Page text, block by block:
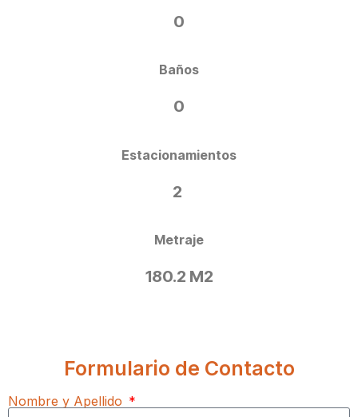
0
Baños
0
Estacionamientos
2
Metraje
180.2 M2
Formulario de Contacto
Nombre y Apellido